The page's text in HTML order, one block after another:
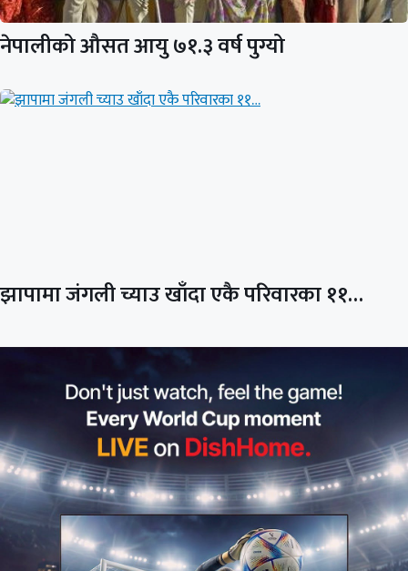
नेपालीको औसत आयु ७१.३ वर्ष पुग्यो
झापामा जंगली च्याउ खाँदा एकै परिवारका ११…